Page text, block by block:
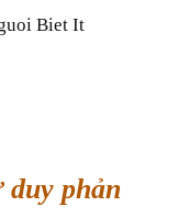
duy phản